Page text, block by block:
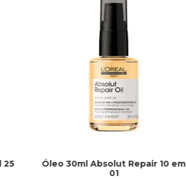
25
Óleo 30ml Absolut Repair 10 em
01